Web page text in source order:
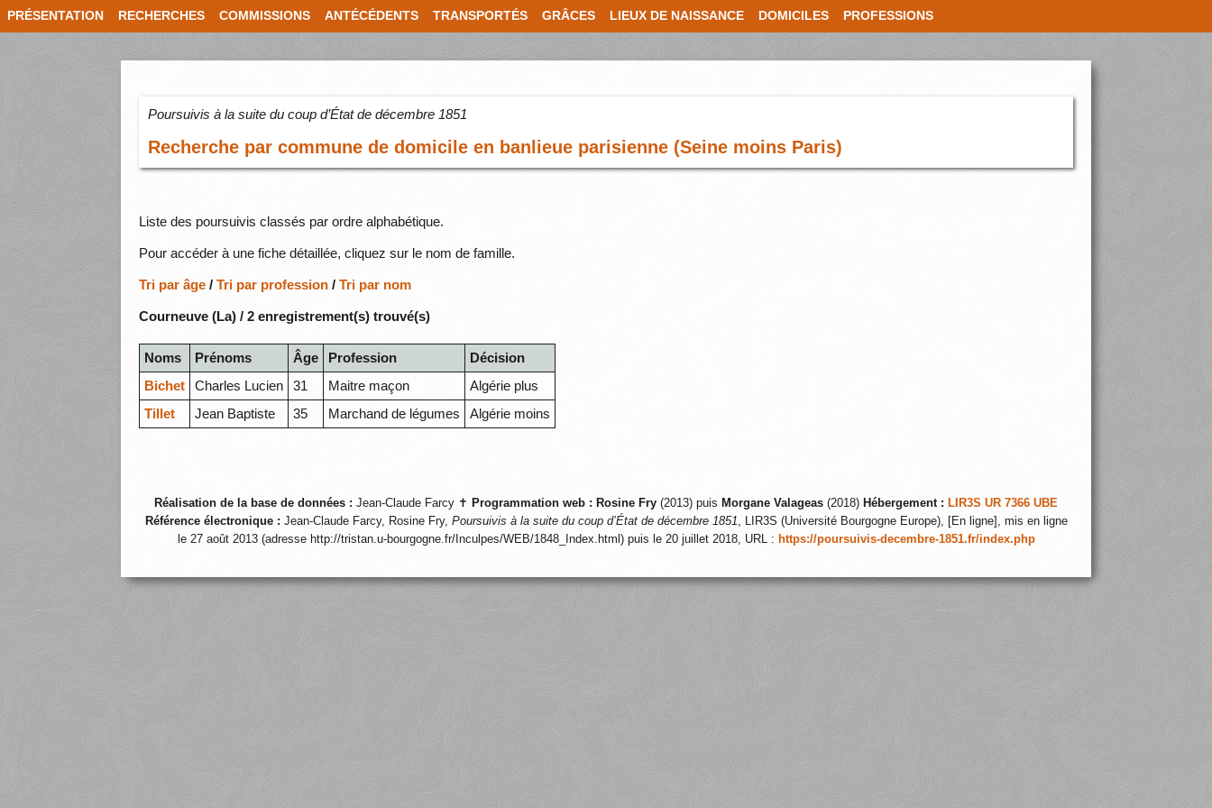
PRÉSENTATION RECHERCHES COMMISSIONS ANTÉCÉDENTS TRANSPORTÉS GRÂCES LIEUX DE NAISSANCE DOMICILES PROFESSIONS
Poursuivis à la suite du coup d’État de décembre 1851
Recherche par commune de domicile en banlieue parisienne (Seine moins Paris)
Liste des poursuivis classés par ordre alphabétique.
Pour accéder à une fiche détaillée, cliquez sur le nom de famille.
Tri par âge /Tri par profession /Tri par nom
Courneuve (La) / 2 enregistrement(s) trouvé(s)
Noms Prénoms Âge Profession
Décision
Bichet
Charles Lucien 31 Maitre maçon
Algérie plus
Tillet
Jean Baptiste 35 Marchand de légumes Algérie moins
Réalisation de la base de données : Jean-Claude Farcy ✝ Programmation web : Rosine Fry (2013) puis Morgane Valageas (2018) Hébergement : LIR3S UR 7366 UBE
Référence électronique : Jean-Claude Farcy, Rosine Fry, Poursuivis à la suite du coup d’État de décembre 1851 , LIR3S (Université Bourgogne Europe), [En ligne], mis en ligne
le 27 août 2013 (adresse http://tristan.u-bourgogne.fr/Inculpes/WEB/1848_Index.html) puis le 20 juillet 2018, URL : https://poursuivis-decembre-1851.fr/index.php